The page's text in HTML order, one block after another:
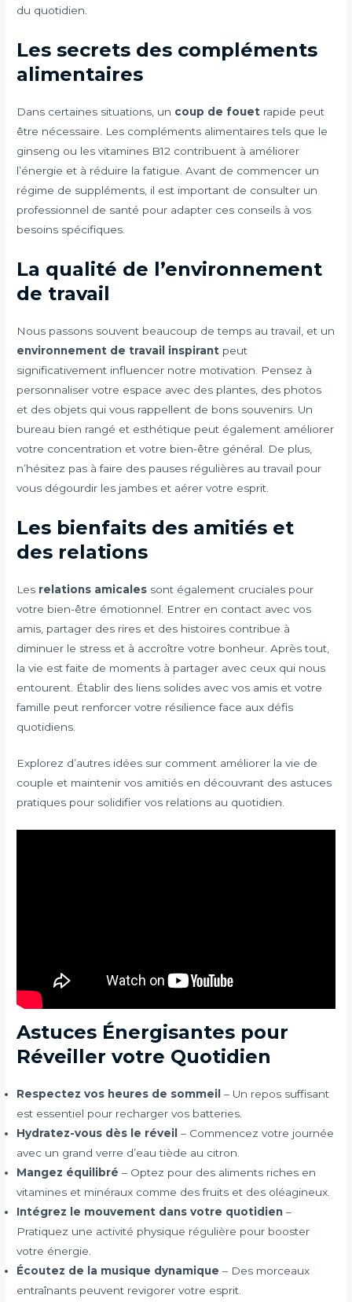
du quotidien.
Les secrets des compléments
alimentaires
Dans certaines situations, un coup de fouet rapide peut
être nécessaire. Les compléments alimentaires tels que le
ginseng ou les vitamines B12 contribuent à améliorer
l’énergie et à réduire la fatigue. Avant de commencer un
régime de suppléments, il est important de consulter un
professionnel de santé pour adapter ces conseils à vos
besoins spécifiques.
La qualité de l’environnement
de travail
Nous passons souvent beaucoup de temps au travail, et un
environnement de travail inspirant peut
significativement influencer notre motivation. Pensez à
personnaliser votre espace avec des plantes, des photos
et des objets qui vous rappellent de bons souvenirs. Un
bureau bien rangé et esthétique peut également améliorer
votre concentration et votre bien-être général. De plus,
n’hésitez pas à faire des pauses régulières au travail pour
vous dégourdir les jambes et aérer votre esprit.
Les bienfaits des amitiés et
des relations
Les relations amicales sont également cruciales pour
votre bien-être émotionnel. Entrer en contact avec vos
amis, partager des rires et des histoires contribue à
diminuer le stress et à accroître votre bonheur. Après tout,
la vie est faite de moments à partager avec ceux qui nous
entourent. Établir des liens solides avec vos amis et votre
famille peut renforcer votre résilience face aux défis
quotidiens.
Explorez d’autres idées sur comment améliorer la vie de
couple et maintenir vos amitiés en découvrant des astuces
pratiques pour solidifier vos relations au quotidien.
Astuces Énergisantes pour
Réveiller votre Quotidien
Respectez vos heures de sommeil – Un repos suffisant
est essentiel pour recharger vos batteries.
Hydratez-vous dès le réveil – Commencez votre journée
avec un grand verre d’eau tiède au citron.
Mangez équilibré – Optez pour des aliments riches en
vitamines et minéraux comme des fruits et des oléagineux.
Intégrez le mouvement dans votre quotidien –
Pratiquez une activité physique régulière pour booster
votre énergie.
Écoutez de la musique dynamique – Des morceaux
entraînants peuvent revigorer votre esprit.